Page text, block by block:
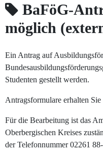
BaFöG-
möglich
Ein Antrag auf
Studenten gestellt werden.
Antragsformulare erhalten
Für die Bearbeitung ist das
Oberbergischen Kreises
der Telefonnummer 02261